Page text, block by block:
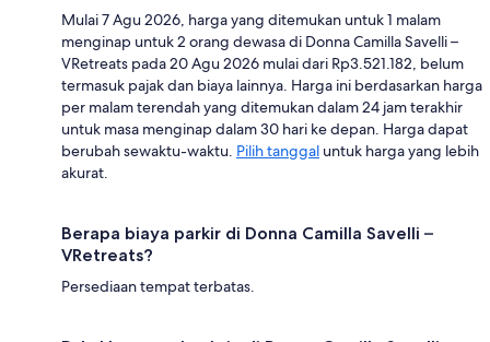
Mulai 7 Agu 2026, harga yang ditemukan untuk 1 malam
menginap untuk 2 orang dewasa di Donna Camilla Savelli –
VRetreats pada 20 Agu 2026 mulai dari Rp3.521.182, belum
termasuk pajak dan biaya lainnya. Harga ini berdasarkan harga
per malam terendah yang ditemukan dalam 24 jam terakhir
untuk masa menginap dalam 30 hari ke depan. Harga dapat
berubah sewaktu-waktu. Pilih tanggal untuk harga yang lebih
akurat.
Berapa biaya parkir di Donna Camilla Savelli –
VRetreats?
Persediaan tempat terbatas.